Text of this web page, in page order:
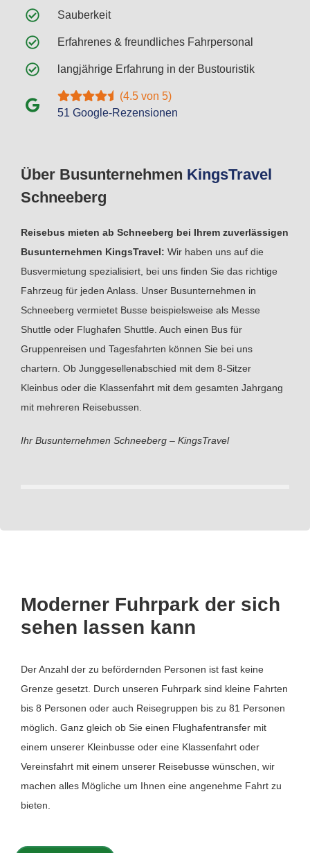
Über Busunternehmen KingsTravel
Schneeberg
Reisebus mieten ab Schneeberg bei Ihrem zuverlässigen
Busunternehmen KingsTravel: Wir haben uns auf die
Busvermietung spezialisiert, bei uns finden Sie das richtige
Fahrzeug für jeden Anlass. Unser Busunternehmen in
Schneeberg vermietet Busse beispielsweise als Messe
Shuttle oder Flughafen Shuttle. Auch einen Bus für
Gruppenreisen und Tagesfahrten können Sie bei uns
chartern. Ob Junggesellenabschied mit dem 8-Sitzer
Kleinbus oder die Klassenfahrt mit dem gesamten Jahrgang
mit mehreren Reisebussen.
Ihr Busunternehmen Schneeberg – KingsTravel
Sauberkeit
Erfahrenes & freundliches Fahrpersonal
langjährige Erfahrung in der Bustouristik
(4.5 von 5)
51 Google-Rezensionen
Moderner Fuhrpark der sich
sehen lassen kann
Der Anzahl der zu befördernden Personen ist fast keine
Grenze gesetzt. Durch unseren Fuhrpark sind kleine Fahrten
bis 8 Personen oder auch Reisegruppen bis zu 81 Personen
möglich. Ganz gleich ob Sie einen Flughafentransfer mit
einem unserer Kleinbusse oder eine Klassenfahrt oder
Vereinsfahrt mit einem unserer Reisebusse wünschen, wir
machen alles Mögliche um Ihnen eine angenehme Fahrt zu
bieten.